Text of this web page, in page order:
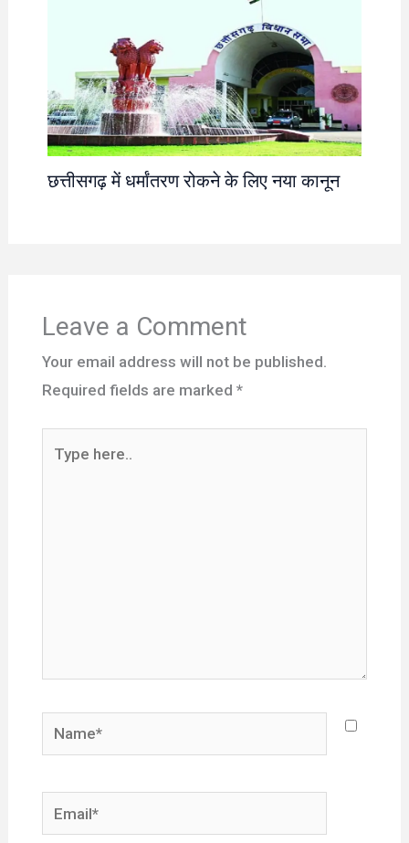
छत्तीसगढ़ में धर्मांतरण रोकने के लिए नया कानून
Leave a Comment
Your email address will not be published.
Required fields are marked *
Name*
Email*